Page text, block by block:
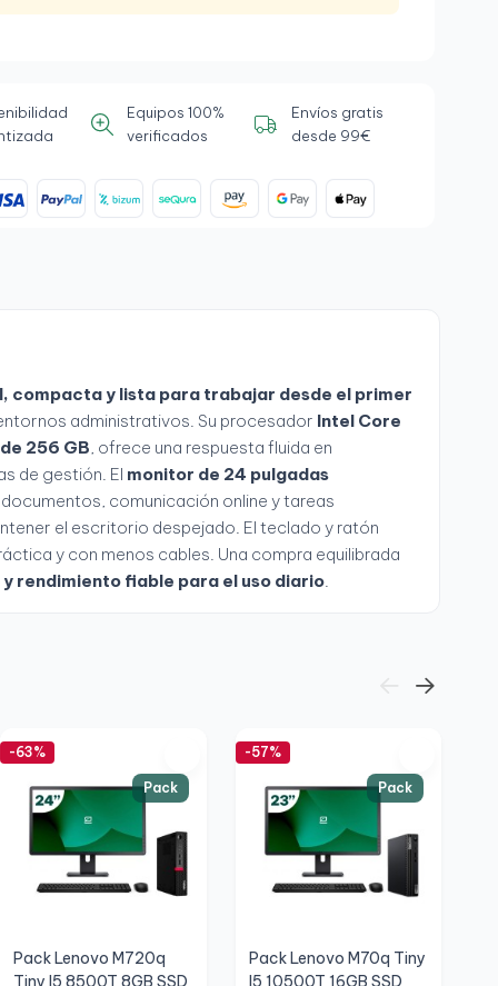
Equipos 100%
verificados
Envíos gratis
desde 99€
compacta y lista para trabajar desde el primer
administrativos. Su procesador Intel Core
256 GB, ofrece una respuesta fluida en
de gestión. El monitor de 24 pulgadas
comunicación online y tareas
el escritorio despejado. El teclado y ratón
y con menos cables. Una compra equilibrada
rendimiento fiable para el uso diario.
Pack
-63%
Pack Lenovo M720q
Pack
-57%
Pack Lenovo M70q Tiny